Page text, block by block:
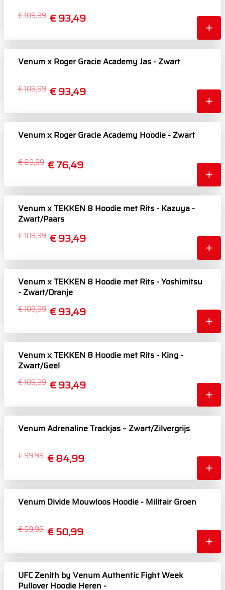
€ 93,49
€ 109,99
Venum x Roger Gracie Academy Jas - Zwart
€ 93,49
€ 109,99
Venum x Roger Gracie Academy Hoodie - Zwart
€ 76,49
€ 89,99
Venum x TEKKEN 8 Hoodie met Rits - Kazuya -
Zwart/Paars
€ 93,49
€ 109,99
Venum x TEKKEN 8 Hoodie met Rits - Yoshimitsu
- Zwart/Oranje
€ 93,49
€ 109,99
Venum x TEKKEN 8 Hoodie met Rits - King -
Zwart/Geel
€ 93,49
€ 109,99
Venum Adrenaline Trackjas – Zwart/Zilvergrijs
€ 84,99
€ 99,99
Venum Divide Mouwloos Hoodie - Militair Groen
€ 50,99
€ 59,99
UFC Zenith by Venum Authentic Fight Week
Pullover Hoodie Heren -